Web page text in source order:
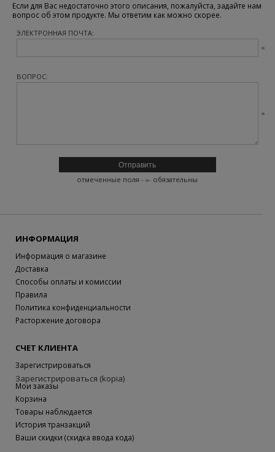
Если для Вас недостаточно этого описания, пожалуйста, задайте нам
вопрос об этом продукте. Мы ответим как можно скорее.
ЭЛЕКТРОННАЯ ПОЧТА:
ВОПРОС:
отмеченные поля - - обязательны
ИНФОРМАЦИЯ
Информация о магазине
Доставка
Способы оплаты и комиссии
Правила
Политика конфиденциальности
Расторжение договора
СЧЕТ КЛИЕНТА
Зарегистрироваться
Зарегистрироваться (kopia)
Мои заказы
Корзина
Товары наблюдается
История транзакций
Ваши скидки (скидка ввода кода)